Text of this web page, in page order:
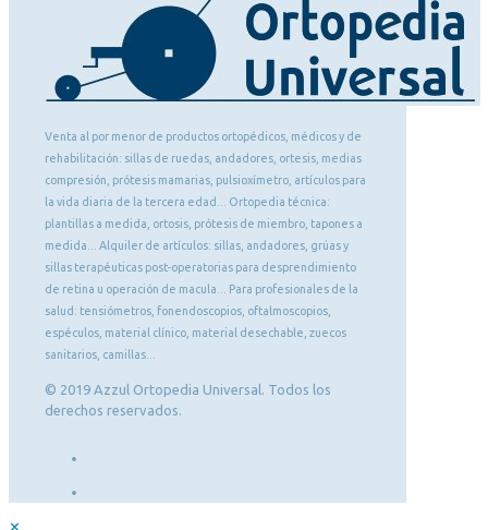
Venta al por menor de productos ortopédicos, médicos y de
rehabilitación: sillas de ruedas, andadores, ortesis, medias
compresión, prótesis mamarias, pulsioxímetro, artículos para
la vida diaria de la tercera edad... Ortopedia técnica:
plantillas a medida, ortosis, prótesis de miembro, tapones a
medida... Alquiler de artículos: sillas, andadores, grúas y
sillas terapéuticas post-operatorias para desprendimiento
de retina u operación de macula... Para profesionales de la
salud: tensiómetros, fonendoscopios, oftalmoscopios,
espéculos, material clínico, material desechable, zuecos
sanitarios, camillas...
© 2019 Azzul Ortopedia Universal. Todos los
derechos reservados.
✕